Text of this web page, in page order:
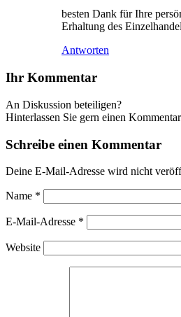
besten Dank für Ihre
Erhaltung des
Antworten
Ihr Kommentar
An Diskussion beteiligen?
Hinterlassen Sie gern einen
Schreibe einen Kommentar
Deine E-Mail-Adresse wird nicht
Name *
E-Mail-Adresse *
Website